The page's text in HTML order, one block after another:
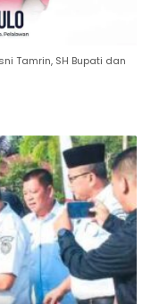
Tamrin, SH Bupati dan